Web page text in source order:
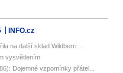
INFO.cz
na další sklad Wildberri...
vysvětlením
Dojemné vzpomínky přátel...